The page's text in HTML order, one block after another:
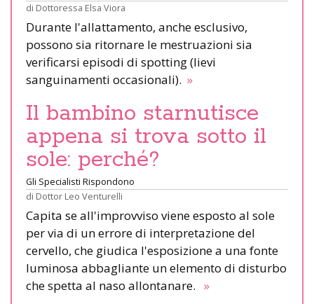
di Dottoressa Elsa Viora
Durante l'allattamento, anche esclusivo,
possono sia ritornare le mestruazioni sia
verificarsi episodi di spotting (lievi
sanguinamenti occasionali). »
Il bambino starnutisce
appena si trova sotto il
sole: perché?
Gli Specialisti Rispondono
di Dottor Leo Venturelli
Capita se all'improvviso viene esposto al sole
per via di un errore di interpretazione del
cervello, che giudica l'esposizione a una fonte
luminosa abbagliante un elemento di disturbo
che spetta al naso allontanare. »